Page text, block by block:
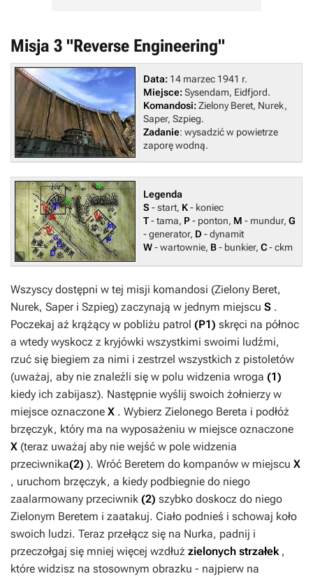
Misja 3 "Reverse Engineering"
Data: 14 marzec 1941 r.
Miejsce:Sysendam, Eidfjord.
Komandosi:Zielony Beret, Nurek,
Saper, Szpieg.
Zadanie: wysadzić w powietrze
zaporę wodną.
Legenda
S- start, K- koniec
T- tama, P- ponton, M - mundur, G
- generator, D - dynamit
W- wartownie, B- bunkier, C- ckm
Wszyscy dostępni w tej misji komandosi (Zielony Beret,
Nurek, Saperi Szpieg) zaczynają w jednym miejscu S .
Poczekaj aż krążący w pobliżu patrol (P1) skręci na północ
a wtedy wyskocz z kryjówki wszystkimi swoimi ludźmi,
rzuć się biegiem za nimi i zestrzel wszystkich z pistoletów
(uważaj, aby nie znaleźli się w polu widzenia wroga (1)
kiedy ich zabijasz). Następnie wyślij swoich żołnierzy w
miejsce oznaczone X . Wybierz Zielonego Bereta i podłóż
brzęczyk, który ma na wyposażeniu w miejsce oznaczone
X (teraz uważaj aby nie wejść w pole widzenia
przeciwnika(2) ). Wróć Beretem do kompanów w miejscu X
, uruchom brzęczyk, a kiedy podbiegnie do niego
zaalarmowany przeciwnik (2) szybko doskocz do niego
Zielonym Beretem i zaatakuj. Ciało podnieś i schowaj koło
swoich ludzi. Teraz przełącz się na Nurka, padnij i
przeczołgaj się mniej więcej wzdłuż zielonych strzałek ,
które widzisz na stosownym obrazku - najpierw na